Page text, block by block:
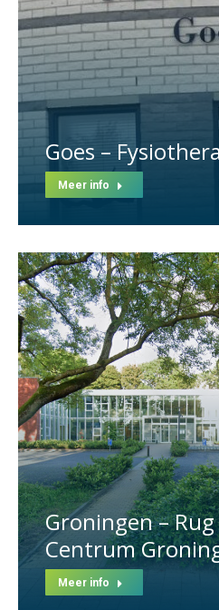
Goes –
Meer info
Groningen –
Centrum
Meer info